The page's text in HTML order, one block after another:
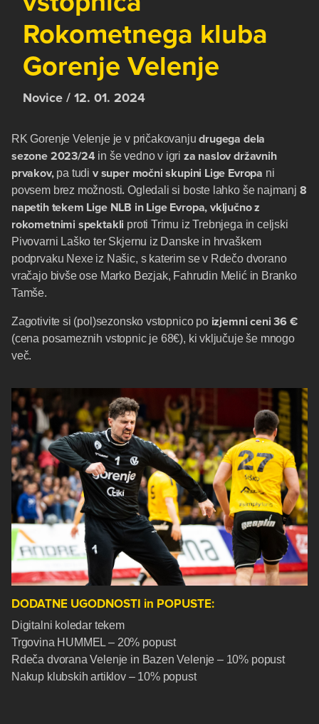
Rokometnega kluba
Gorenje Velenje
Novice / 12. 01. 2024
RK Gorenje Velenje je v pričakovanjudrugega dela
sezone 2023/24 in še vedno v igri za naslov državnih
prvakov, pa tudi v super močni skupini Lige Evropa ni
povsem brez možnosti.Ogledali si boste lahko še najmanj 8
napetih tekem Lige NLB in Lige Evropa, vključno z
rokometnimi spektakli proti Trimu iz Trebnjega in celjski
Pivovarni Laško ter Skjernu iz Danske in hrvaškem
podprvaku Nexe iz Našic, s katerim se v Rdečo dvorano
vračajo bivše ose Marko Bezjak, Fahrudin Melić in Branko
Tamše.
Zagotivite si (pol)sezonsko vstopnico po izjemni ceni 36 €
(cena posameznih vstopnic je 68€), ki vključuje še mnogo
več.
DODATNE UGODNOSTI in POPUSTE:
Digitalni koledar tekem
Trgovina HUMMEL – 20% popust
Rdeča dvorana Velenje in Bazen Velenje – 10% popust
Nakup klubskih artiklov – 10% popust